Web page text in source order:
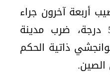
أربعة آخرون جراء
زلزال بلغت قوته 5.2 درجة، ضرب مدينة
ذاتية الحكم